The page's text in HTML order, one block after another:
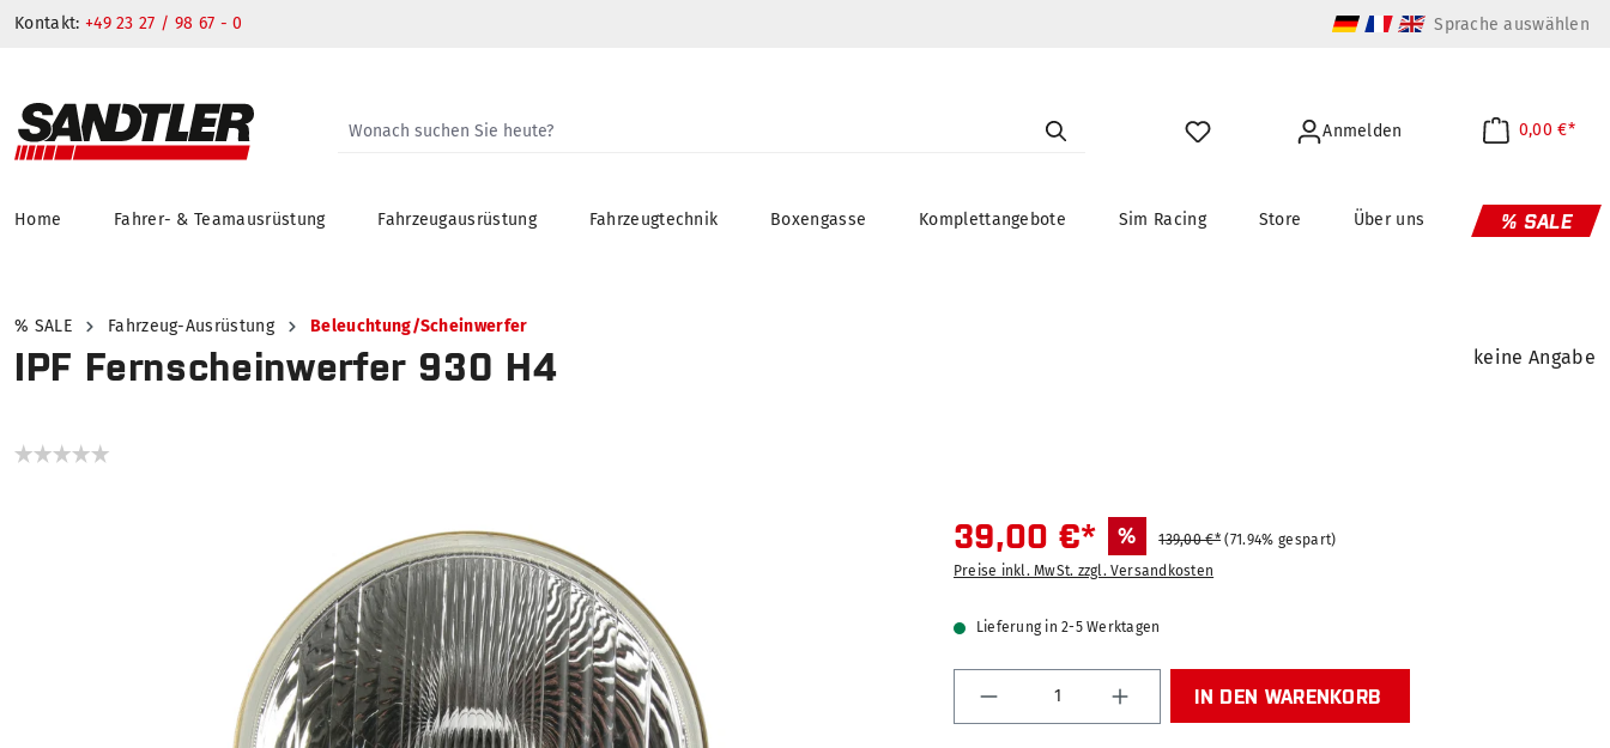
Kontakt: +49 23 27 / 98 67 - 0 Sprache auswählen
Anmelden 0,00 €*
Home Fahrer- & Teamausrüstung Fahrzeugausrüstung Fahrzeugtechnik Boxengasse Komplettangebote Sim Racing Store Über uns % SALE
% SALE Fahrzeug-Ausrüstung Beleuchtung/Scheinwerfer
IPF Fernscheinwerfer 930 H4 keine Angabe
39,00 €* % 139,00 €* (71.94% gespart)
Preise inkl. MwSt. zzgl. Versandkosten
Lieferung in 2-5 Werktagen
Produkt Anzahl: Gib den gewünschten Wert ein
IN DEN WARENKORB